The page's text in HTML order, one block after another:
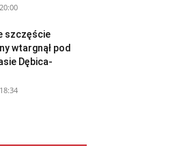
szczęście
wtargnął pod
Dębica-